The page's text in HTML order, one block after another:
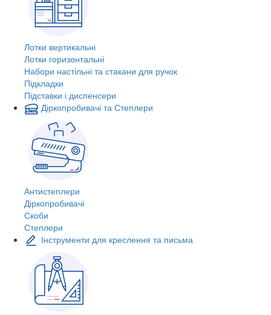
Лотки вертикальні
Лотки горизонтальні
Набори настільні та стакани для ручок
Підкладки
Підставки і диспенсери
Діркопробивачі та Степлери
Антистеплери
Діркопробивачі
Скоби
Степлери
Інструменти для креслення та письма